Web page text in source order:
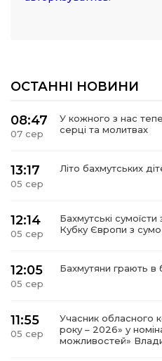
ОСТАННІ НОВИНИ
08:47
07 сер
У кожного з нас
серці та молитвах
13:17
05 сер
Літо бахмутських
12:14
05 сер
Бахмутські
Кубку Європи з сумо
12:05
05 сер
Бахмутяни грають в
11:55
05 сер
Учасник обласного
року – 2026» у
можливостей»